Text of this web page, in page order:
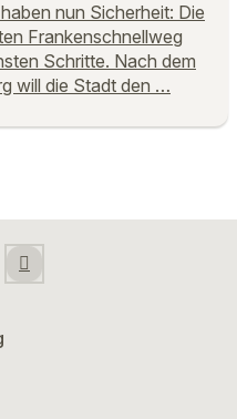
nun Sicherheit: Die
Frankenschnellweg
Schritte. Nach dem
will die Stadt den …